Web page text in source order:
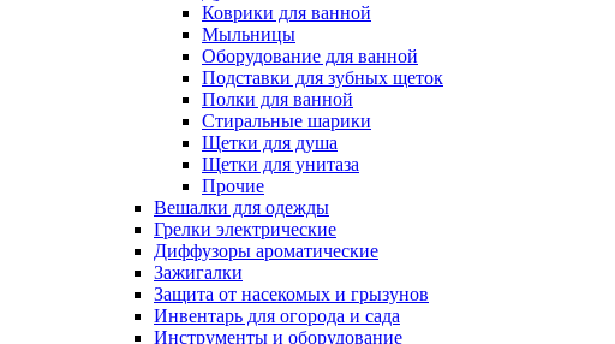
Коврики для ванной
Мыльницы
Оборудование для ванной
Подставки для зубных щеток
Полки для ванной
Стиральные шарики
Щетки для душа
Щетки для унитаза
Прочие
Вешалки для одежды
Грелки электрические
Диффузоры ароматические
Зажигалки
Защита от насекомых и грызунов
Инвентарь для огорода и сада
Инструменты и оборудование